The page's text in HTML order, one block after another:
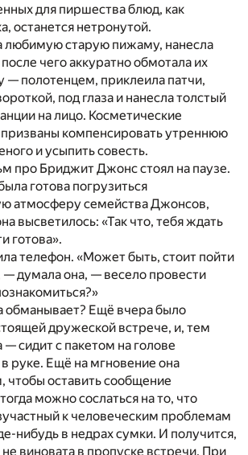
для пиршества блюд, как
останется нетронутой.
любимую старую пижаму, нанесла
чего аккуратно обмотала их
— полотенцем, приклеила патчи,
под глаза и нанесла толстый
на лицо. Косметические
компенсировать утреннюю
и усыпить совесть.
про Бриджит Джонс стоял на паузе.
готова погрузиться
атмосферу семейства Джонсов,
высветилось: «Так что, тебя ждать
готова».
телефон. «Может быть, стоит пойти
— думала она, — весело провести
обманывает? Ещё вчера было
дружеской встрече, и, тем
— сидит с пакетом на голове
руке. Ещё на мгновение она
чтобы оставить сообщение
можно сослаться на то, что
к человеческим проблемам
нибудь в недрах сумки. И получится,
виновата в пропуске встречи. При